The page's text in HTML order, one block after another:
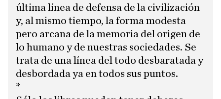
última línea de defensa de la civilización
y, al mismo tiempo, la forma modesta
pero arcana de la memoria del origen de
lo humano y de nuestras sociedades. Se
trata de una línea del todo desbaratada y
desbordada ya en todos sus puntos.
*